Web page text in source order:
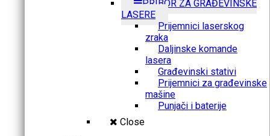
PRIBOR ZA GRAĐEVINSKE
LASERE
Prijemnici laserskog
zraka
Daljinske komande
lasera
Građevinski stativi
Prijemnici za građevinske
mašine
Punjači i baterije
Close